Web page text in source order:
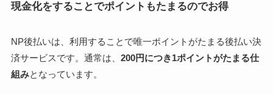
現金化をすることでポイントもたまるのでお得
NP後払いは、利用することで唯一ポイントがたまる後払い決
済サービスです。通常は、 200円につき1ポイントがたまる仕
組みとなっています。